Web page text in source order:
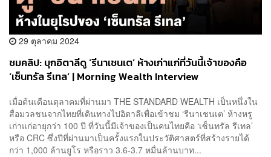
29 ตุลาคม 2024
ชมคลิป: บุกอิตาลีดู ‘รีนาเชนเต’ ห้างเก่าแก่ที่วันนี้เจ้าของคือ
‘เซ็นทรัล รีเทล’ | Morning Wealth Interview
เมื่อต้นเดือนตุลาคมที่ผ่านมา THE STANDARD WEALTH เป็นหนึ่งใน
สื่อมวลชนจากไทยที่เดินทางไปอิตาลีเพื่อเข้าชม ‘รีนาเชนเต’ ห้างหรู
เก่าแก่อายุกว่า 100 ปี ที่วันนี้มีเจ้าของเป็นคนไทยคือ ‘เซ็นทรัล รีเทล’
หรือ CRC ซึ่งปีที่ผ่านมาเป็นครั้งแรกในประวัติศาสตร์ที่สร้างรายได้
กว่า 1,000 ล้านยูโร หรือราว 3.6-3.7 หมื่นล้านบาท...